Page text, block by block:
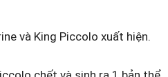
và King Piccolo xuất hiện.